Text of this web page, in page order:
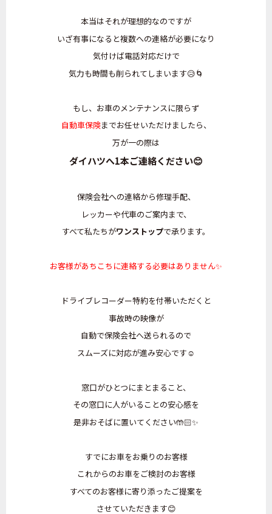
本当はそれが理想的なのですが
いざ有事になると複数への連絡が必要になり
気付けば電話対応だけで
気力も時間も削られてしまいます😥🌀
もし、お車のメンテナンスに限らず
自動車保険までお任せいただけましたら、
万が一の際は
ダイハツへ1本ご連絡ください😊
保険会社への連絡から修理手配、
レッカーや代車のご案内まで、
すべて私たちがワンストップで承ります。
お客様があちこちに連絡する必要はありません✨
ドライブレコーダー特約を付帯いただくと
事故時の映像が
自動で保険会社へ送られるので
スムーズに対応が進み安心です☺️
窓口がひとつにまとまること、
その窓口に人がいることの安心感を
是非おそばに置いてください🤲🏻✨️
すでにお車をお乗りのお客様
これからのお車をご検討のお客様
すべてのお客様に寄り添ったご提案を
させていただきます😊